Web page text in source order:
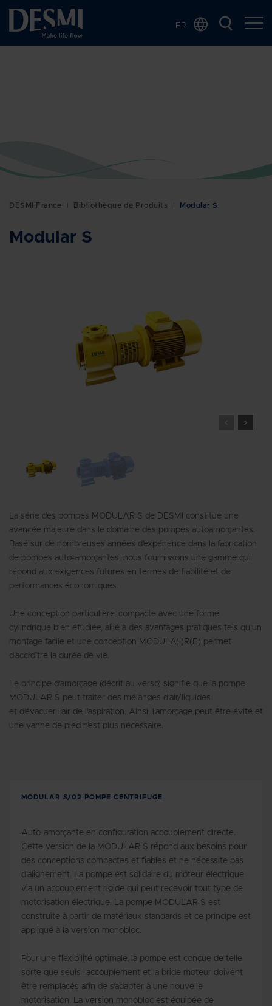
FR
DESMI France Bibliothèque de Produits Modular S
Modular S
La série des pompes MODULAR S de DESMI constitue une
avancée majeure dans le domaine des pompes autoamorçantes.
Basé sur de nombreuses années d’expérience dans la fabrication
de pompes auto-amorçantes, nous fournissons une gamme qui
répond aux exigences futures en termes de fiabilité et de
performances économiques.
Une conception particulière, compacte avec une forme
cylindrique bien étudiée, allié à des avantages pratiques tels qu’un
montage facile et une conception MODULA(I)R(E) permet
d’accroître la durée de vie.
Le principe d’amorçage (décrit au verso) signifie que la pompe
MODULAR S peut traiter des mélanges d’air/liquides
et d’évacuer l’air de l’aspiration. Ainsi, l’amorçage peut être évité et
une vanne de pied n’est plus nécessaire.
MODULAR S/02 POMPE CENTRIFUGE
Auto-amorçante en configuration accouplement directe.
Cette version de la MODULAR S répond aux besoins pour
des conceptions compactes et fiables et ne nécessite pas
d’alignement. La pompe est solidaire du moteur électrique
via un accouplement rigide qui peut recevoir tout type de
motorisation électrique. La pompe MODULAR S est
construite à partir de matériaux standards et ce principe est
appliqué à la version monobloc.
Pour une flexibilité optimale, la pompe est conçue de telle
sorte que seuls l’accouplement et la bride moteur doivent
être remplacés afin de s’adapter à une nouvelle
motorisation. La version monobloc est équipée de